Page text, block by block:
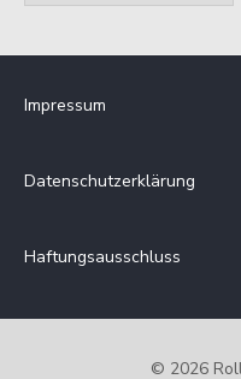
Impressum
Datenschutzerklärung
Haftungsausschluss
© 2026